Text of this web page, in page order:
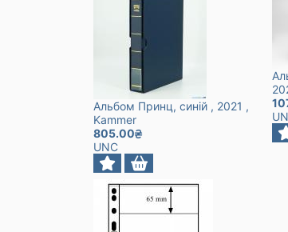
Альбом Принц, синій , 2021 ,
Kammer
805.00
UNC